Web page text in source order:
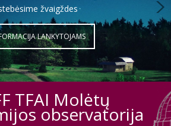
žvaigždes
LANKYTOJAMS
TFAI Molėtų
observatorija